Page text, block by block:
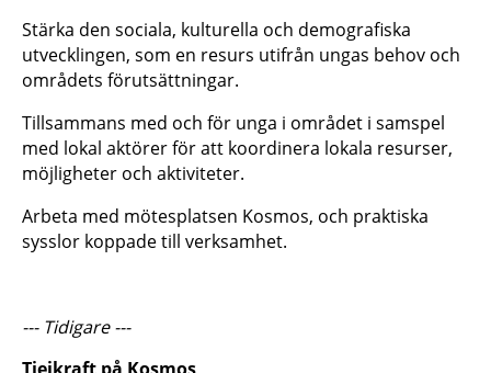
Stärka den sociala, kulturella och demografiska
utvecklingen, som en resurs utifrån ungas behov och
områdets förutsättningar.
Tillsammans med och för unga i området i samspel
med lokal aktörer för att koordinera lokala resurser,
möjligheter och aktiviteter.
Arbeta med mötesplatsen Kosmos, och praktiska
sysslor koppade till verksamhet.
--- Tidigare ---
Tjejkraft på Kosmos